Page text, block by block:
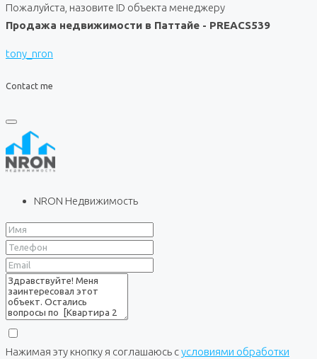
Пожалуйста, назовите ID объекта менеджеру
Продажа недвижимости в Паттайе - PREACS539
tony_nron
Contact me
NRON Недвижимость
Нажимая эту кнопку я соглашаюсь сусловиями обработки